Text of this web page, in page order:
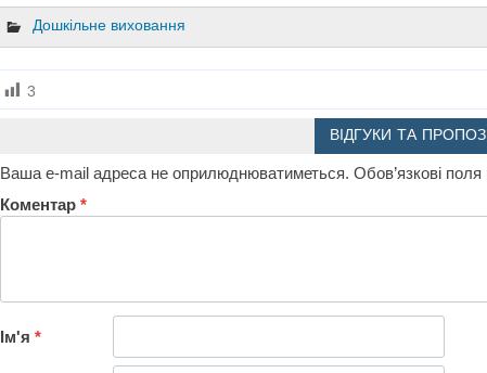
Дошкільне виховання
3
ВІДГУКИ ТА
Ваша e-mail адреса не оприлюднюватиметься. Обов’язкові поля
Коментар *
Ім'я *